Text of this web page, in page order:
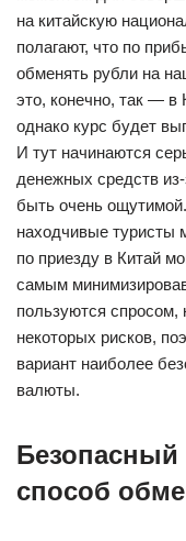
на китайскую
полагают, что по
обменять рубли на
это, конечно, так — в
однако курс будет
И тут начинаются
денежных средств
быть очень
находчивые туристы
по приезду в Китай
самым
пользуются спросом,
некоторых рисков,
вариант наиболее
валюты.
способ